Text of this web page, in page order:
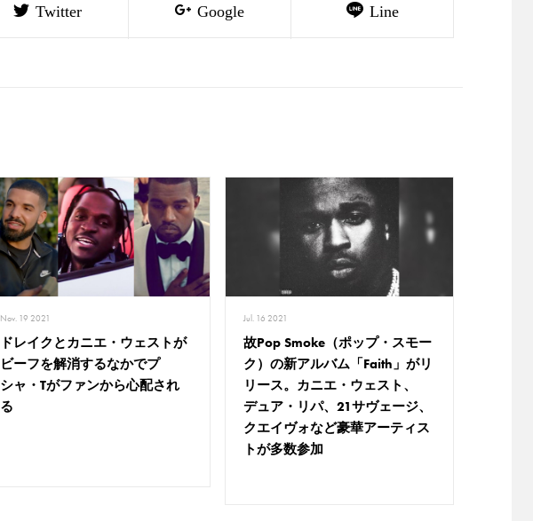
Twitter Google Line
Nov. 19 2021
ドレイクとカニエ・ウェストが
ビーフを解消するなかでプ
シャ・Tがファンから心配され
る
Jul. 16 2021
故Pop Smoke（ポップ・スモー
ク）の新アルバム「Faith」がリ
リース。カニエ・ウェスト、
デュア・リパ、21サヴェージ、
クエイヴォなど豪華アーティス
トが多数参加